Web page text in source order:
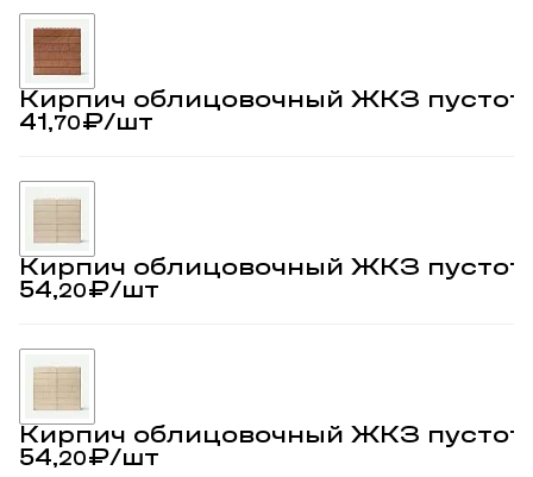
Кирпич облицовочный ЖКЗ
41,70₽/шт
Кирпич облицовочный ЖКЗ
54,20₽/шт
Кирпич облицовочный ЖКЗ
54,20₽/шт